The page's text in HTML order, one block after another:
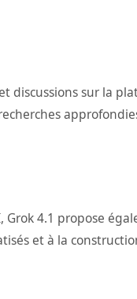
sur la
4.1 propose
et à la